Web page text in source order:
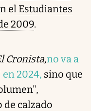
el Estudiantes
2009.
Cronista,no va a
2024, sino que
de calzado